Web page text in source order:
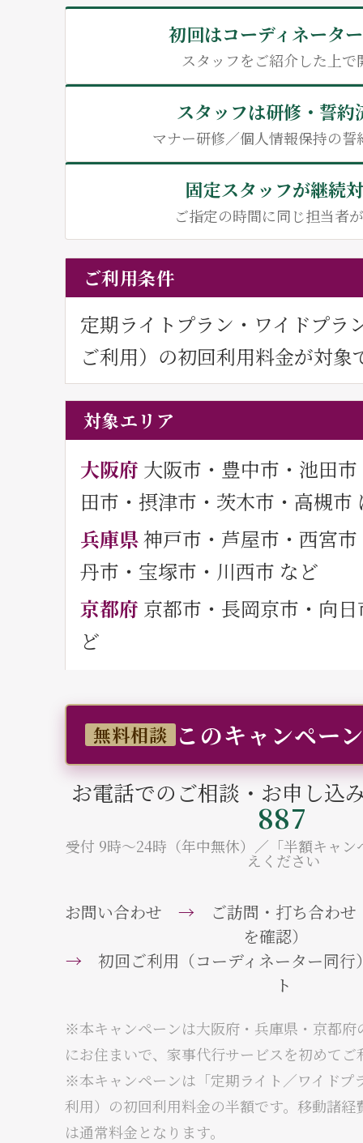
初回はコーディネータ
スタッフをご紹介した上で
スタッフは研修・誓約
マナー研修／個人情報保持の誓
固定スタッフが継続
ご指定の時間に同じ担当者
ご利用条件
定期ライトプラン・ワイドプラ
ご利用）の初回利用料金が対象
対象エリア
大阪府 大阪市・豊中市・池田
田市・摂津市・茨木市・高槻市
兵庫県神戸市・芦屋市・西宮
丹市・宝塚市・川西市 など
京都府 京都市・長岡京市・向
ど
無料相談 このキャンペー
お電話でのご相談・お申し込
887
受付 9時〜24時（年中無休）／「半額キャ
えください
お問い合わせ → ご訪問・打ち合わせ
を確認）
→ 初回ご利用（コーディネーター同
ト
※本キャンペーンは大阪府・兵庫県・京都府
にお住まいで、家事代行サービスを初めて
※本キャンペーンは「定期ライト／ワイドプ
利用）の初回利用料金の半額です。移動諸経
は通常料金となります。